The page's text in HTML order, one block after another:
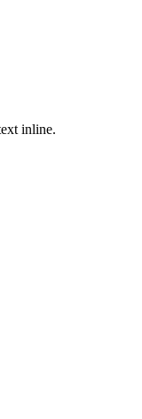
inline.